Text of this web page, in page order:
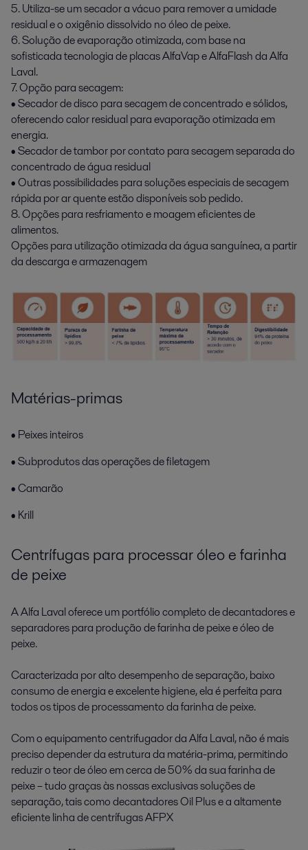
5. Utiliza-se um secador a vácuo para remover a umidade
residual e o oxigênio dissolvido no óleo de peixe.
6. Solução de evaporação otimizada, com base na
sofisticada tecnologia de placas AlfaVap e AlfaFlash da Alfa
Laval.
7. Opção para secagem:
• Secador de disco para secagem de concentrado e sólidos,
oferecendo calor residual para evaporação otimizada em
energia.
• Secador de tambor por contato para secagem separada do
concentrado de água residual
• Outras possibilidades para soluções especiais de secagem
rápida por ar quente estão disponíveis sob pedido.
8. Opções para resfriamento e moagem eficientes de
alimentos.
Opções para utilização otimizada da água sanguínea, a partir
da descarga e armazenagem
Matérias-primas
• Peixes inteiros
• Subprodutos das operações de filetagem
• Camarão
• Krill
Centrífugas para processar óleo e farinha
de peixe
A Alfa Laval oferece um portfólio completo de decantadores e
separadores para produção de farinha de peixe e óleo de
peixe.
Caracterizada por alto desempenho de separação, baixo
consumo de energia e excelente higiene, ela é perfeita para
todos os tipos de processamento da farinha de peixe.
Com o equipamento centrifugador da Alfa Laval, não é mais
preciso depender da estrutura da matéria-prima, permitindo
reduzir o teor de óleo em cerca de 50% da sua farinha de
peixe – tudo graças às nossas exclusivas soluções de
separação, tais como decantadores Oil Plus e a altamente
eficiente linha de centrífugas AFPX